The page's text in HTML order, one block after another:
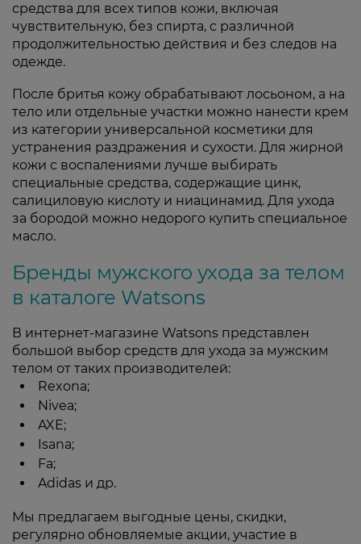
средства для всех типов кожи, включая
чувствительную, без спирта, с различной
продолжительностью действия и без следов на
одежде.
После бритья кожу обрабатывают лосьоном, а на
тело или отдельные участки можно нанести крем
из категории универсальной косметики для
устранения раздражения и сухости. Для жирной
кожи с воспалениями лучше выбирать
специальные средства, содержащие цинк,
салициловую кислоту и ниацинамид. Для ухода
за бородой можно недорого купить специальное
масло.
Бренды мужского ухода за телом
в каталоге Watsons
В интернет-магазине Watsons представлен
большой выбор средств для ухода за мужским
телом от таких производителей:
Rexona;
Nivea;
AXE;
Isana;
Fa;
Adidas и др.
Мы предлагаем выгодные цены, скидки,
регулярно обновляемые акции, участие в